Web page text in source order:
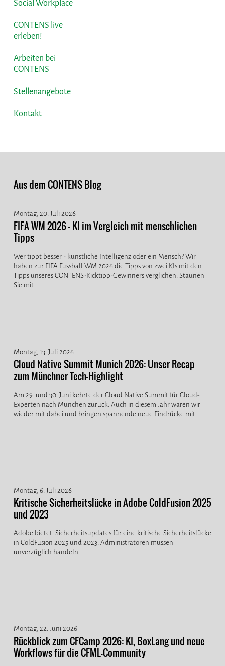
Social Workplace
CONTENS live
erleben!
Arbeiten bei
CONTENS
Stellenangebote
Kontakt
Aus dem CONTENS Blog
Montag, 20. Juli 2026
FIFA WM 2026 - KI im Vergleich mit menschlichen
Tipps
Wer tippt besser - künstliche Intelligenz oder ein Mensch? Wir
haben zur FIFA Fussball WM 2026 die Tipps von zwei KIs mit den
Tipps unseres CONTENS-Kicktipp-Gewinners verglichen. Staunen
Sie mit ...
Montag, 13. Juli 2026
Cloud Native Summit Munich 2026: Unser Recap
zum Münchner Tech-Highlight
Am 29. und 30. Juni kehrte der Cloud Native Summit für Cloud-
Experten nach München zurück. Auch in diesem Jahr waren wir
wieder mit dabei und bringen spannende neue Eindrücke mit.
Montag, 6. Juli 2026
Kritische Sicherheitslücke in Adobe ColdFusion 2025
und 2023
Adobe bietet Sicherheitsupdates für eine kritische Sicherheitslücke
in ColdFusion 2025 und 2023. Administratoren müssen
unverzüglich handeln.
Montag, 22. Juni 2026
Rückblick zum CFCamp 2026: KI, BoxLang und neue
Workflows für die CFML-Community